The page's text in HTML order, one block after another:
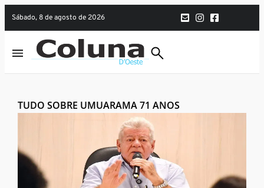
sábado, 8 de agosto de 2026
TUDO SOBRE UMUARAMA 71 ANOS